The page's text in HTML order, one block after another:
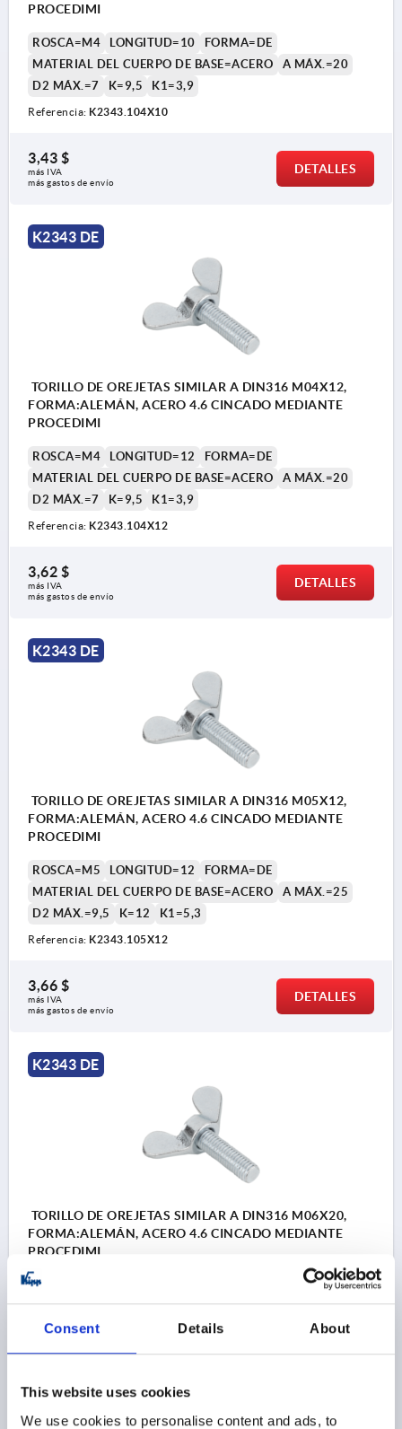
Consent Details About
This website uses cookies
We use cookies to personalise content and ads, to
PROCEDIMI
ROSCA=M4 LONGITUD=10
FORMA=DE
MATERIAL DEL CUERPO DE BASE=ACERO
A MÁX.=20
D2 MÁX.=7
K=9,5 K1=3,9
Referencia: K2343.104X10
3,43 $
más IVA
más gastos de envío
DETALLES
K2343 DE
TORILLO DE OREJETAS SIMILAR A DIN316 M04X12,
FORMA:ALEMÁN, ACERO 4.6 CINCADO MEDIANTE
PROCEDIMI
ROSCA=M4 LONGITUD=12
FORMA=DE
MATERIAL DEL CUERPO DE BASE=ACERO
A MÁX.=20
D2 MÁX.=7
K=9,5 K1=3,9
Referencia: K2343.104X12
3,62 $
más IVA
más gastos de envío
DETALLES
K2343 DE
TORILLO DE OREJETAS SIMILAR A DIN316 M05X12,
FORMA:ALEMÁN, ACERO 4.6 CINCADO MEDIANTE
PROCEDIMI
ROSCA=M5 LONGITUD=12
FORMA=DE
MATERIAL DEL CUERPO DE BASE=ACERO
A MÁX.=25
D2 MÁX.=9,5
K=12 K1=5,3
Referencia: K2343.105X12
3,66 $
más IVA
más gastos de envío
DETALLES
K2343 DE
TORILLO DE OREJETAS SIMILAR A DIN316 M06X20,
FORMA:ALEMÁN, ACERO 4.6 CINCADO MEDIANTE
PROCEDIMI
ROSCA=M6
MATERIAL DEL CUERPO DE BASE=ACERO
A MÁX.=31,5
D2 MÁX.=11,5
K1=6,5
Referencia:K2343.106X20
4,13 $
más IVA
más gastos de envío